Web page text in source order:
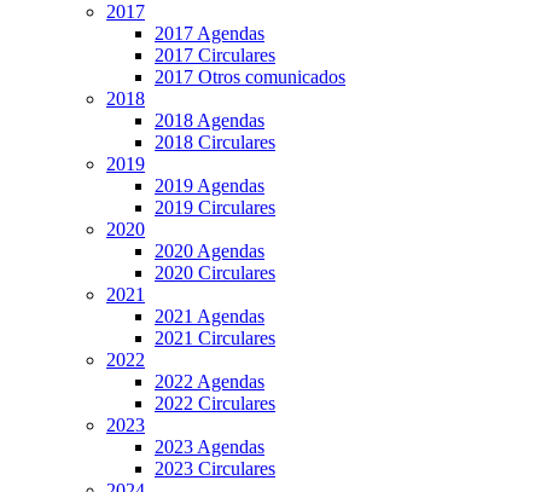
2017
2017 Agendas
2017 Circulares
2017 Otros comunicados
2018
2018 Agendas
2018 Circulares
2019
2019 Agendas
2019 Circulares
2020
2020 Agendas
2020 Circulares
2021
2021 Agendas
2021 Circulares
2022
2022 Agendas
2022 Circulares
2023
2023 Agendas
2023 Circulares